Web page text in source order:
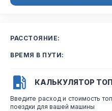
РАССТОЯНИЕ:
ВРЕМЯ В ПУТИ:
КАЛЬКУЛЯТОР
Введите расход и стоимость
поездки для вашей машины